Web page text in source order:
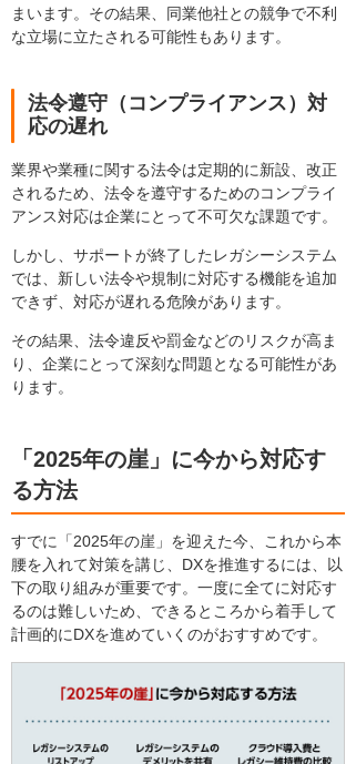
まいます。その結果、同業他社との競争で不利
な立場に立たされる可能性もあります。
法令遵守（コンプライアンス）対
応の遅れ
業界や業種に関する法令は定期的に新設、改正
されるため、法令を遵守するためのコンプライ
アンス対応は企業にとって不可欠な課題です。
しかし、サポートが終了したレガシーシステム
では、新しい法令や規制に対応する機能を追加
できず、対応が遅れる危険があります。
その結果、法令違反や罰金などのリスクが高ま
り、企業にとって深刻な問題となる可能性があ
ります。
「2025年の崖」に今から対応す
る方法
すでに「2025年の崖」を迎えた今、これから本
腰を入れて対策を講じ、DXを推進するには、以
下の取り組みが重要です。一度に全てに対応す
るのは難しいため、できるところから着手して
計画的にDXを進めていくのがおすすめです。